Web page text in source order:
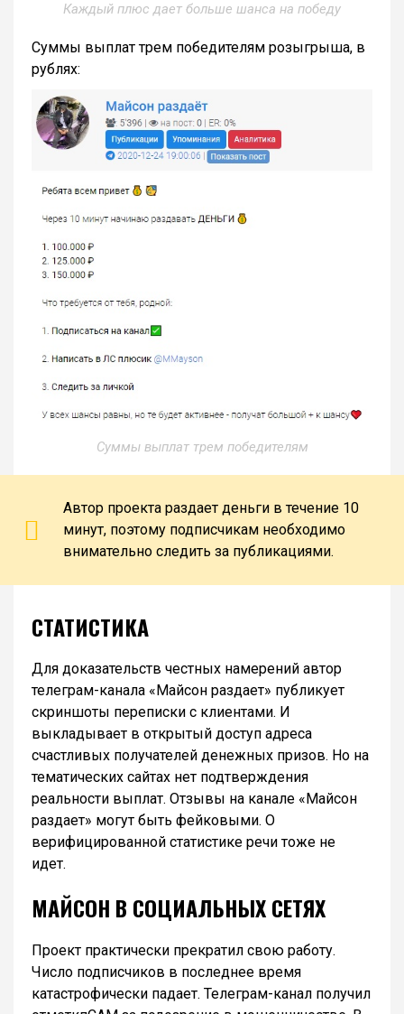
Каждый плюс дает больше шанса на победу
Суммы выплат трем победителям розыгрыша, в
рублях:
Суммы выплат трем победителям
Автор проекта раздает деньги в течение 10
минут, поэтому подписчикам необходимо
внимательно следить за публикациями.
СТАТИСТИКА
Для доказательств честных намерений автор
телеграм-канала «Майсон раздает» публикует
скриншоты переписки с клиентами. И
выкладывает в открытый доступ адреса
счастливых получателей денежных призов. Но на
тематических сайтах нет подтверждения
реальности выплат. Отзывы на канале «Майсон
раздает» могут быть фейковыми. О
верифицированной статистике речи тоже не
идет.
МАЙСОН В СОЦИАЛЬНЫХ СЕТЯХ
Проект практически прекратил свою работу.
Число подписчиков в последнее время
катастрофически падает. Телеграм-канал получил